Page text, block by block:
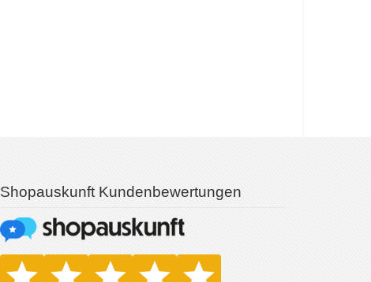
Shopauskunft Kundenbewertungen